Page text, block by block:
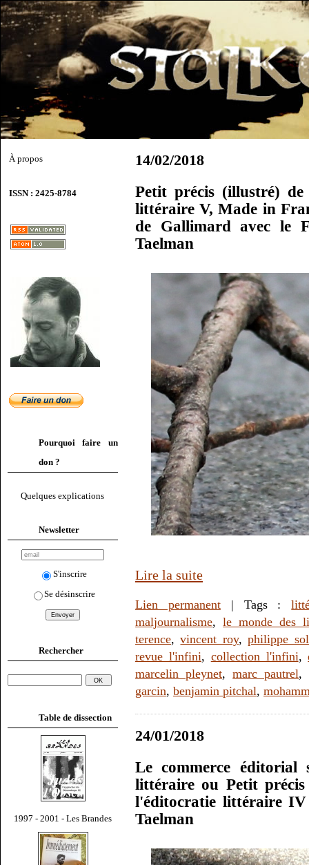
À propos
ISSN : 2425-8784
Pourquoi faire un
don ?
Quelques explications
Newsletter
S'inscrire
Se désinscrire
Rechercher
Table de dissection
1997 - 2001 - Les Brandes
14/02/2018
Petit précis (illustré) de
littéraire V, Made in
de Gallimard avec le
Taelman
Lire la suite
Lien permanent| Tags :
maljournalisme,le monde des
terence,vincent roy,philippe
revue l'infini, collection l'infini,
marcelin pleynet,marc pautrel,
garcin, benjamin pitchal,
24/01/2018
Le commerce
littéraire ou Petit
l'éditocratie littéraire
Taelman